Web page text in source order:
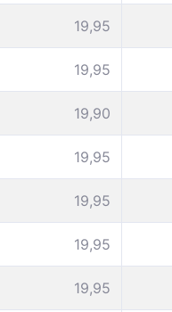
19,95
19,95
19,90
19,95
19,95
19,95
19,95